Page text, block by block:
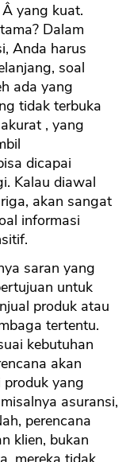
yang kuat.
Dalam
Anda harus
soal
ada yang
tidak terbuka
, yang
dicapai
Kalau diawal
akan sangat
informasi
saran yang
untuk
produk atau
tertentu.
kebutuhan
akan
produk yang
asuransi,
perencana
klien, bukan